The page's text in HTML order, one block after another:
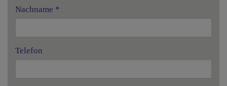
Nachname
Telefon